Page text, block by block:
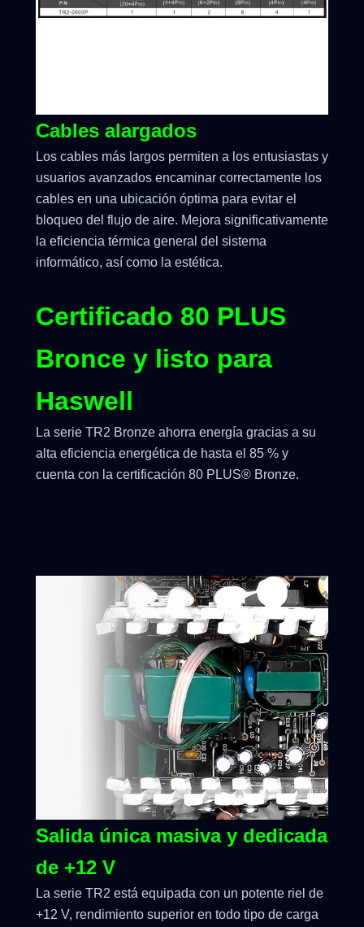
Cables alargados
Los cables más largos permiten a los entusiastas y
usuarios avanzados encaminar correctamente los
cables en una ubicación óptima para evitar el
bloqueo del flujo de aire. Mejora significativamente
la eficiencia térmica general del sistema
informático, así como la estética.
Certificado 80 PLUS
Bronce y listo para
Haswell
La serie TR2 Bronze ahorra energía gracias a su
alta eficiencia energética de hasta el 85 % y
cuenta con la certificación 80 PLUS® Bronze.
Salida única masiva y dedicada
de +12 V
La serie TR2 está equipada con un potente riel de
+12 V, rendimiento superior en todo tipo de carga